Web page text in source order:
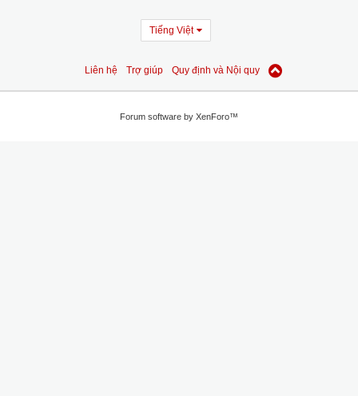
Tiếng Việt
Liên hệ Trợ giúp Quy định và Nội quy
Forum software by XenForo™